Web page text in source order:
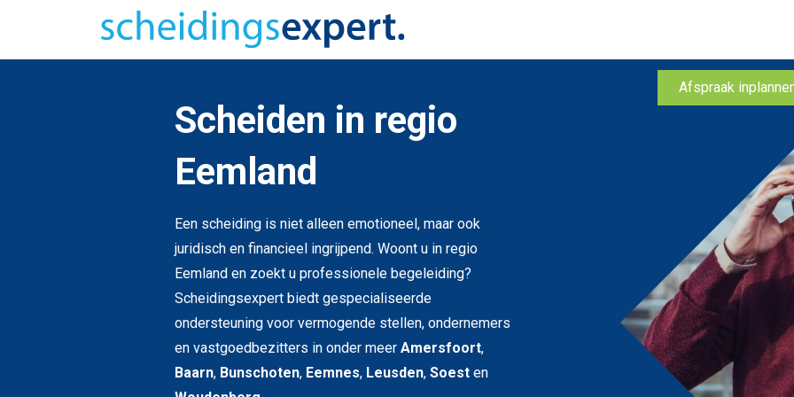
Afspraak
Scheiden in regio
Eemland
Een scheiding is niet alleen emotioneel, maar ook
juridisch en financieel ingrijpend. Woont u in regio
Eemland en zoekt u professionele begeleiding?
Scheidingsexpert biedt gespecialiseerde
ondersteuning voor vermogende stellen, ondernemers
en vastgoedbezitters in onder meer Amersfoort,
Baarn, Bunschoten, Eemnes, Leusden, Soest en